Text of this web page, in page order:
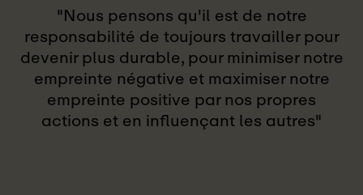
"Nous pensons qu'il est de notre
responsabilité de toujours travailler pour
devenir plus durable, pour minimiser notre
empreinte négative et maximiser notre
empreinte positive par nos propres
actions et en influençant les autres"